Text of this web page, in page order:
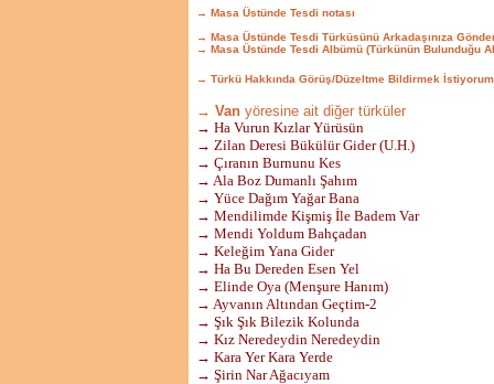
→ Masa Üstünde Tesdi notası
→ Masa Üstünde Tesdi Türküsünü Arkadaşınıza
→ Masa Üstünde Tesdi Albümü (Türkünün Bulunduğu
→ Türkü Hakkında Görüş/Düzeltme Bildirmek İstiyorum
→ Van yöresine ait diğer türküler
→ Ha Vurun Kızlar Yürüsün
→ Zilan Deresi Bükülür Gider (U.H.)
→ Çıranın Burnunu Kes
→ Ala Boz Dumanlı Şahım
→ Yüce Dağım Yağar Bana
→ Mendilimde Kişmiş İle Badem Var
→ Mendi Yoldum Bahçadan
→ Keleğim Yana Gider
→ Ha Bu Dereden Esen Yel
→ Elinde Oya (Menşure Hanım)
→ Ayvanın Altından Geçtim-2
→ Şık Şık Bilezik Kolunda
→ Kız Neredeydin Neredeydin
→ Kara Yer Kara Yerde
→ Şirin Nar Ağacıyam